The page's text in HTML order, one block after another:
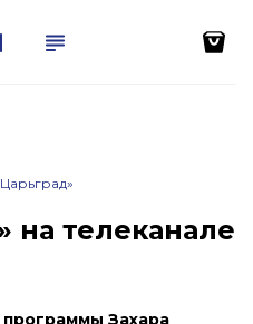
на телеканале
программы Захара